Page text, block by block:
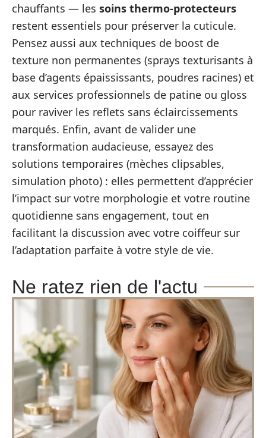
chauffants — les soins thermo-protecteurs
restent essentiels pour préserver la cuticule.
Pensez aussi aux techniques de boost de
texture non permanentes (sprays texturisants à
base d’agents épaississants, poudres racines) et
aux services professionnels de patine ou gloss
pour raviver les reflets sans éclaircissements
marqués. Enfin, avant de valider une
transformation audacieuse, essayez des
solutions temporaires (mèches clipsables,
simulation photo) : elles permettent d’apprécier
l’impact sur votre morphologie et votre routine
quotidienne sans engagement, tout en
facilitant la discussion avec votre coiffeur sur
l’adaptation parfaite à votre style de vie.
Ne ratez rien de l'actu